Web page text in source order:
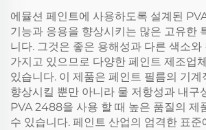
에뮬션 페인트에 사용하도록 설계된
기능과 응용을 향상시키는 많은 고유한
니다. 그것은 좋은 용해성과 다른 색소
가지고 있으므로 다양한 페인트 제조업
있습니다. 이 제품은 페인트 필름의 기
향상시킬 뿐만 아니라 물 저항성과 내구
PVA 2488을 사용 할 때 높은 품질의 제
수 있습니다. 페인트 산업의 엄격한 표준